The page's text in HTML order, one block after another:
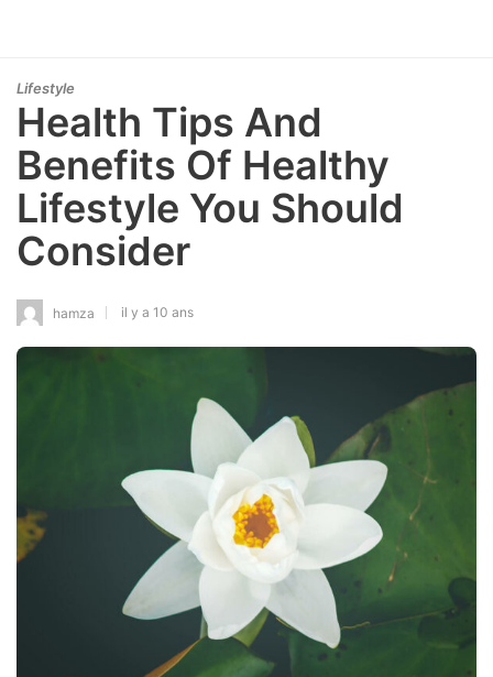
Lifestyle
Health Tips And
Benefits Of Healthy
Lifestyle You Should
Consider
hamza il y a 10 ans